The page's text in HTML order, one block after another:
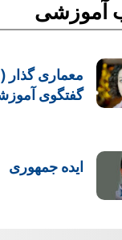
آموزشی
معماری گذار
گفتگوی
ایده جمهوری